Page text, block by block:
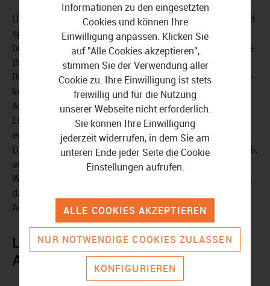
Übernehmen Sie die Kontrolle über Ihre Buchhaltung und
sparen Sie sich die Kosten eines Buchhalters. Lexware
business plus 2026 bietet alles, was Sie für eine doppelte
Buchführung mit Bilanz und Gewinn-und-Verlust-
Rechnung benötigen. Wählen Sie den passenden DATEV-
kompatiblen Kontenrahmen aus einer umfangreichen
Auswahl, der zu Ihrer Branche passt. Führen Sie die
Einnahmen-Überschuss-Rechnung (EÜR) durch und
entscheiden Sie sich für die Soll- oder Ist-Versteuerung.
Dank des
GoBD-Testatsvon Lexware business plus 2026,
ausgestellt von einer unabhängigen
Wirtschaftsprüfungsgesellschaft, können Sie sicher sein,
dass Ihre Buchführung stets den aktuellen gesetzlichen
Anforderungen entspricht.
Lexware business plus 2026 -
Abonnement in der Übersicht:
Informationen zu den eingesetzten
Cookies und können Ihre
Einwilligung anpassen. Klicken Sie
auf "Alle Cookies akzeptieren",
stimmen Sie der Verwendung aller
Cookie zu. Ihre Einwilligung ist stets
freiwillig und für die Nutzung
unserer Webseite nicht erforderlich.
Sie können Ihre Einwilligung
jederzeit widerrufen, in dem Sie am
unteren Ende jeder Seite die Cookie
Einstellungen aufrufen.
NUR NOTWENDIGE COOKIES ZULASSEN
KONFIGURIEREN
ALLE COOKIES AKZEPTIEREN